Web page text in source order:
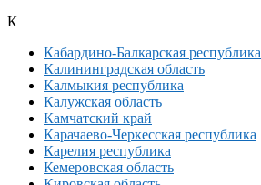
К
Кабардино-Балкарская республика
Калининградская область
Калмыкия республика
Калужская область
Камчатский край
Карачаево-Черкесская республика
Карелия республика
Кемеровская область